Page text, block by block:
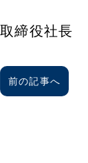
創
取締役社長
前の記事へ